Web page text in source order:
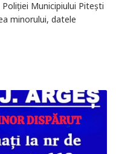
Municipiului Pitești
minorului, datele